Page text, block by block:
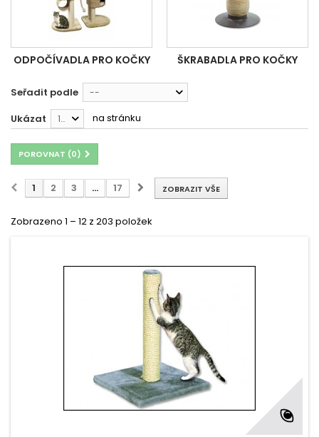
ODPOČÍVADLA PRO KOČKY ŠKRABADLA PRO KOČKY
Seřadit podle --
Ukázat 12 na stránku
POROVNAT (0)
ZOBRAZIT VŠE
1 2 3 ... 17
Zobrazeno 1 – 12 z 203 položek